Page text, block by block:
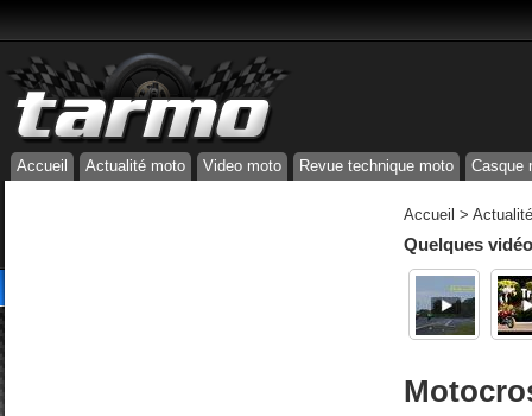
Accueil Actualité moto Video moto Revue technique moto Casque
Accueil >
Quelques